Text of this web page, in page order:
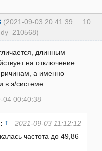
10
(2021-09-03 20:41:39
длинным
на отключение
а именно
в э/системе.
04 00:40:38
: ↑
2021-09-03 11:12:12
частота до 49,86